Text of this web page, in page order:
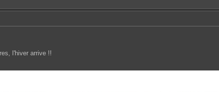
l'hiver arrive !!